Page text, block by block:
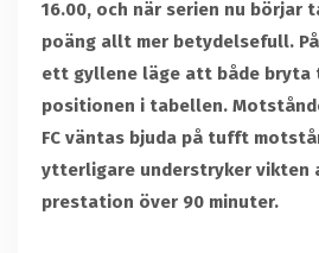
16.00, och när serien nu börjar
poäng allt mer betydelsefull.
ett gyllene läge att både bryta
positionen i tabellen.
FC väntas bjuda på tufft
ytterligare understryker vikten
prestation över 90 minuter.